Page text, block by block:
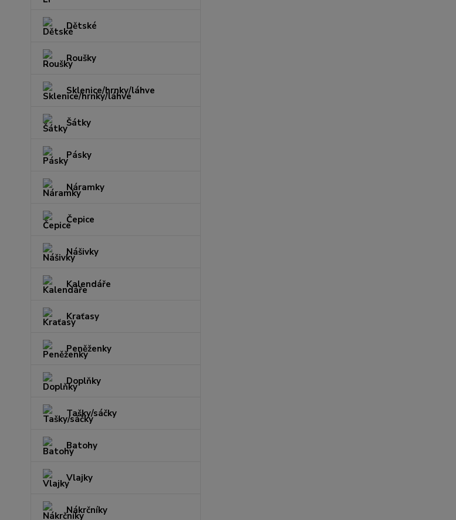
Dětské
Roušky
Sklenice/hrnky/láhve
Šátky
Pásky
Náramky
Čepice
Nášivky
Kalendáře
Kraťasy
Peněženky
Doplňky
Tašky/sáčky
Batohy
Vlajky
Nákrčníky